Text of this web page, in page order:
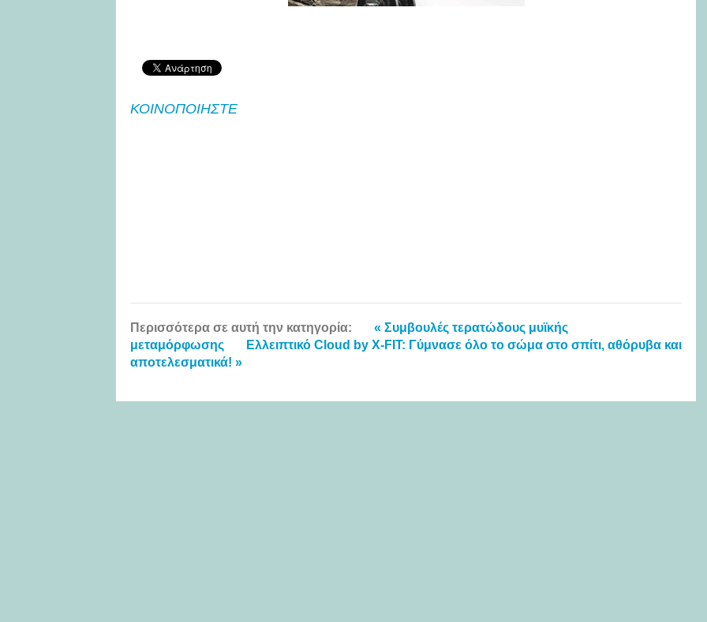
ΚΟΙΝΟΠΟΙΗΣΤΕ
Περισσότερα σε αυτή την κατηγορία:
« Συμβουλές τερατώδους μυϊκής
μεταμόρφωσης
Ελλειπτικό Cloud by X-FIT: Γύμνασε όλο το σώμα στο σπίτι, αθόρυβα και
αποτελεσματικά! »